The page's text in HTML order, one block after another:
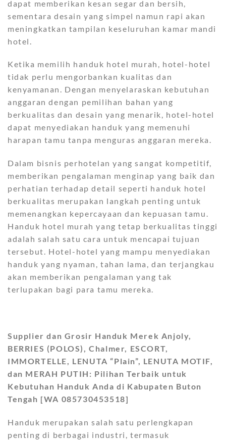
dapat memberikan kesan segar dan bersih,
sementara desain yang simpel namun rapi akan
meningkatkan tampilan keseluruhan kamar mandi
hotel.
Ketika memilih handuk hotel murah, hotel-hotel
tidak perlu mengorbankan kualitas dan
kenyamanan. Dengan menyelaraskan kebutuhan
anggaran dengan pemilihan bahan yang
berkualitas dan desain yang menarik, hotel-hotel
dapat menyediakan handuk yang memenuhi
harapan tamu tanpa menguras anggaran mereka.
Dalam bisnis perhotelan yang sangat kompetitif,
memberikan pengalaman menginap yang baik dan
perhatian terhadap detail seperti handuk hotel
berkualitas merupakan langkah penting untuk
memenangkan kepercayaan dan kepuasan tamu.
Handuk hotel murah yang tetap berkualitas tinggi
adalah salah satu cara untuk mencapai tujuan
tersebut. Hotel-hotel yang mampu menyediakan
handuk yang nyaman, tahan lama, dan terjangkau
akan memberikan pengalaman yang tak
terlupakan bagi para tamu mereka.
Supplier dan Grosir Handuk Merek Anjoly,
BERRIES (POLOS), Chalmer, ESCORT,
IMMORTELLE, LENUTA “Plain”, LENUTA MOTIF,
dan MERAH PUTIH: Pilihan Terbaik untuk
Kebutuhan Handuk Anda di Kabupaten Buton
Tengah [WA 085730453518]
Handuk merupakan salah satu perlengkapan
penting di berbagai industri, termasuk